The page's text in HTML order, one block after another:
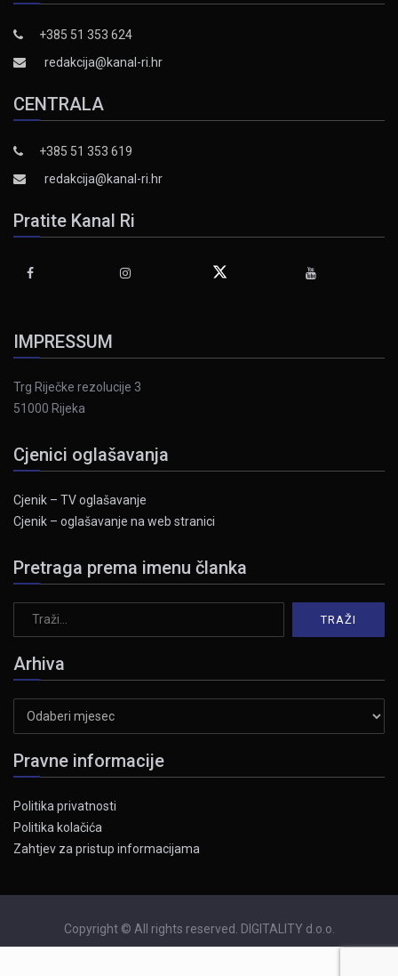
+385 51 353 624
redakcija@kanal-ri.hr
CENTRALA
+385 51 353 619
redakcija@kanal-ri.hr
Pratite Kanal Ri
IMPRESSUM
Trg Riječke rezolucije 3
51000 Rijeka
Cjenici oglašavanja
Cjenik – TV oglašavanje
Cjenik – oglašavanje na web stranici
Pretraga prema imenu članka
Arhiva
Pravne informacije
Politika privatnosti
Politika kolačića
Zahtjev za pristup informacijama
Copyright © All rights reserved. DIGITALITY d.o.o.